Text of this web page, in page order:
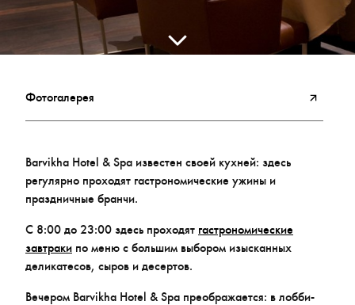
Фотогалерея
Barvikha Hotel & Spa известен своей кухней: здесь
регулярно проходят гастрономические ужины и
праздничные бранчи.
С 8:00 до 23:00 здесь проходят гастрономические
завтраки по меню с большим выбором изысканных
деликатесов, сыров и десертов.
Вечером Barvikha Hotel & Spa преображается: в лобби-